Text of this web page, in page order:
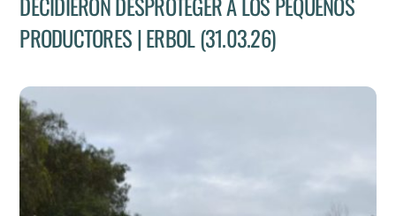
PRODUCTORES | ERBOL (31.03.26)